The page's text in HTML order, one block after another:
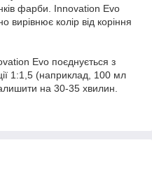
фарби. Innovation Evo
вирівнює колір від коріння
Evo поєднується з
1:1,5 (наприклад, 100 мл
на 30-35 хвилин.